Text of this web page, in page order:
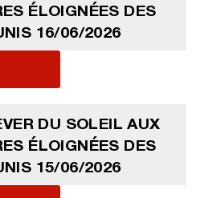
ÉLOIGNÉES DES
16/06/2026
DU SOLEIL AUX
ÉLOIGNÉES DES
15/06/2026